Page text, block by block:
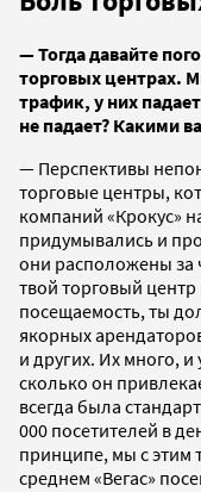
— Тогда давайте
торговых центрах.
трафик, у них
не падает? Какими
— Перспективы
торговые центры,
компаний «Крокус»
придумывались и
они расположены за
твой торговый
посещаемость, ты
якорных
и других. Их много,
сколько он
всегда была
000 посетителей в
принципе, мы с этим
среднем «Вегас»